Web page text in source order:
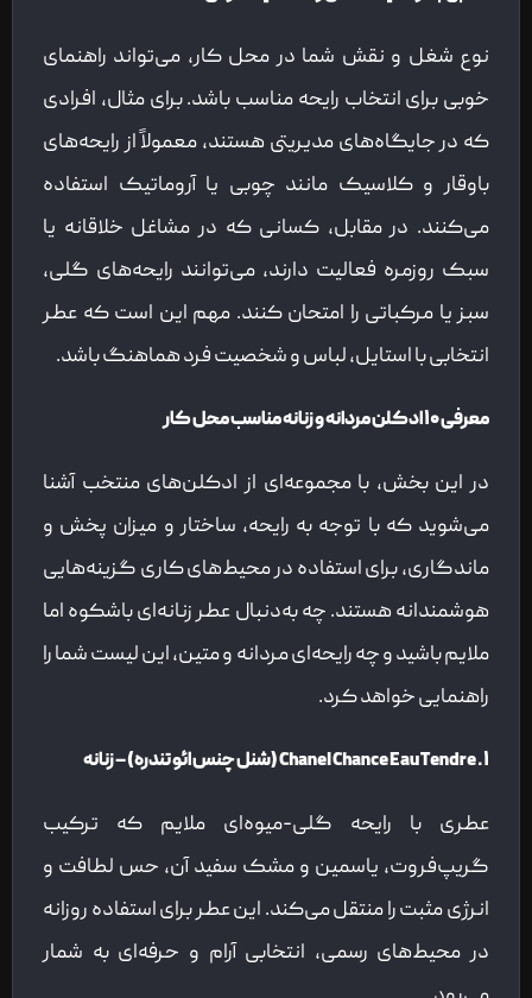
نوع شغل و نقش شما در محل کار، می‌تواند راهنمای
خوبی برای انتخاب رایحه مناسب باشد. برای مثال، افرادی
که در جایگاه‌های مدیریتی هستند، معمولاً از رایحه‌های
باوقار و کلاسیک مانند چوبی یا آروماتیک استفاده
می‌کنند. در مقابل، کسانی که در مشاغل خلاقانه یا
سبک روزمره فعالیت دارند، می‌توانند رایحه‌های گلی،
سبز یا مرکباتی را امتحان کنند. مهم این است که عطر
انتخابی با استایل، لباس و شخصیت فرد هماهنگ باشد.
معرفی ۱۰ ادکلن مردانه و زنانه مناسب محل کار
در این بخش، با مجموعه‌ای از ادکلن‌های منتخب آشنا
می‌شوید که با توجه به رایحه، ساختار و میزان پخش و
ماندگاری، برای استفاده در محیط‌های کاری گزینه‌هایی
هوشمندانه هستند. چه به‌دنبال عطر زنانه‌ای باشکوه اما
ملایم باشید و چه رایحه‌ای مردانه و متین، این لیست شما را
راهنمایی خواهد کرد.
۱. Chanel Chance Eau Tendre (شنل چنس ائو تندره) – زنانه
عطری با رایحه گلی-میوه‌ای ملایم که ترکیب
گریپ‌فروت، یاسمین و مشک سفید آن، حس لطافت و
انرژی مثبت را منتقل می‌کند. این عطر برای استفاده روزانه
در محیط‌های رسمی، انتخابی آرام و حرفه‌ای به شمار